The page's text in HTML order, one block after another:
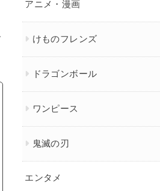
アニメ・漫画
けものフレンズ
ドラゴンボール
ワンピース
鬼滅の刃
エンタメ